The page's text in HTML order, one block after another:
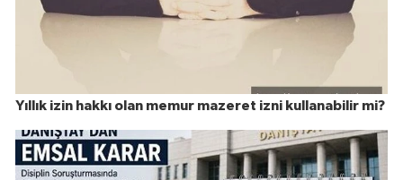
Yıllık izin hakkı olan memur mazeret izni kullanabilir mi?